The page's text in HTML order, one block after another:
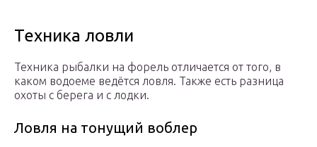
Техника ловли
Техника рыбалки на форель отличается от того, в
каком водоеме ведётся ловля. Также есть разница
охоты с берега и с лодки.
Ловля на тонущий воблер